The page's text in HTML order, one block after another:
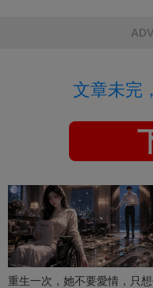
文章未完
重生一次，她不要愛情，只